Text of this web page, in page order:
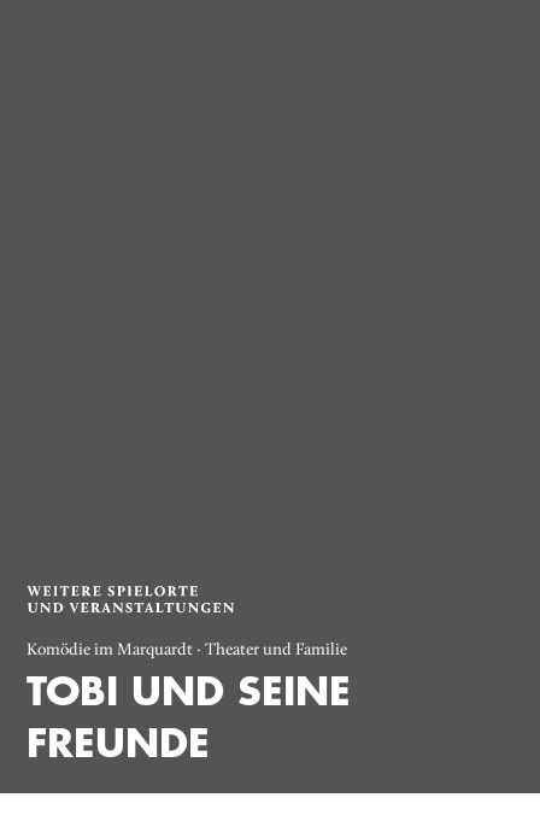
Komödie im Marquardt · Theater und Familie
TOBI UND SEINE
FREUNDE